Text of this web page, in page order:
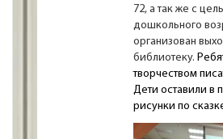
72, а так же с
дошкольного
организован
библиотеку.
творчеством
Дети оставили в
рисунки по